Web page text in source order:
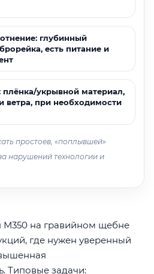
глубинный
есть питание и
плёнка/укрывной материал,
ветра, при необходимости
простоев, «поплывшей»
нарушений технологии и
М350 на гравийном щебне
где нужен уверенный
Типовые задачи: